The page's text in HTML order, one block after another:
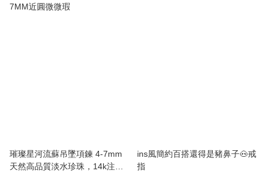
7MM近圓微微瑕
璀璨星河流蘇吊墜項鍊 4-7mm
天然高品質淡水珍珠，14k注金
ins風簡約百搭還得是豬鼻子🐽戒
指